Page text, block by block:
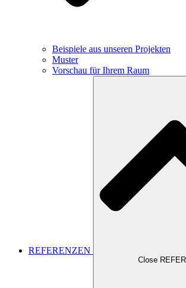
Beispiele aus unseren Projekten
Muster
Vorschau für Ihrem Raum
REFERENZEN
Close